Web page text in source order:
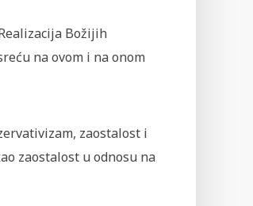
Božijih
na ovom i na onom
zaostalost i
zaostalost u odnosu na